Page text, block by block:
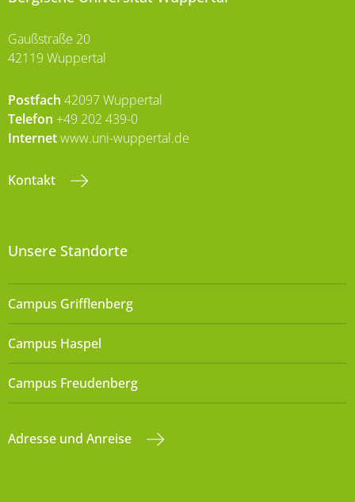
Gaußstraße 20
42119 Wuppertal
Postfach 42097 Wuppertal
Telefon +49 202 439-0
Internetwww.uni-wuppertal.de
Kontakt
Unsere Standorte
Campus Grifflenberg
Campus Haspel
Campus Freudenberg
Adresse und Anreise